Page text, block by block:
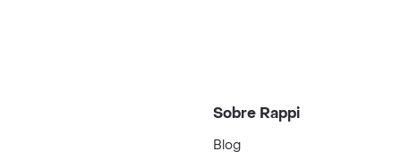
Sobre Rappi
Blog